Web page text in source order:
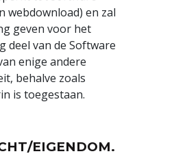
webdownload) en zal
geven voor het
deel van de Software
enige andere
behalve zoals
is toegestaan.
EIGENDOM.